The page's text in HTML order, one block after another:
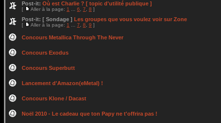
Post-it: Où est Charlie ? [ topic d'utilité publique ]
[ Aller à la page: 1 6 7 8 ]
Post-it: [ Sondage ] Les groupes que vous voulez voir sur Zone
[ Aller à la page: 1 7 8 9 ]
Concours Metallica Through The Never
Concours Exodus
Concours Superbutt
Lancement d'Amazon(eMetal) !
Concours Klone / Dacast
Noël 2010 - Le cadeau que ton Papy ne t'offrira pas !